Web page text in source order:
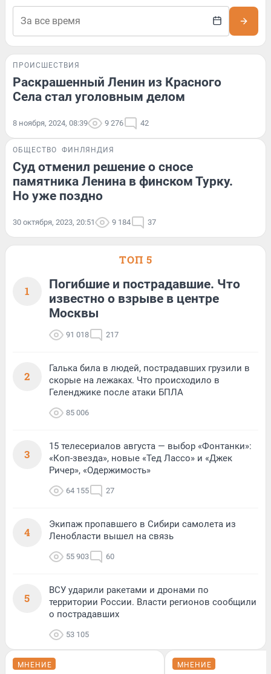
ПРОИСШЕСТВИЯ
Раскрашенный Ленин из Красного
Села стал уголовным делом
8 ноября, 2024, 08:39 9 276 42
ОБЩЕСТВО ФИНЛЯНДИЯ
Суд отменил решение о сносе
памятника Ленина в финском Турку.
Но уже поздно
30 октября, 2023, 20:51 9 184 37
ТОП 5
1
Погибшие и пострадавшие. Что
известно о взрыве в центре
Москвы
91 018 217
2
Галька била в людей, пострадавших грузили в
скорые на лежаках. Что происходило в
Геленджике после атаки БПЛА
85 006
3
15 телесериалов августа — выбор «Фонтанки»:
«Коп-звезда», новые «Тед Лассо» и «Джек
Ричер», «Одержимость»
64 155 27
4
Экипаж пропавшего в Сибири самолета из
Ленобласти вышел на связь
55 903 60
5
ВСУ ударили ракетами и дронами по
территории России. Власти регионов сообщили
о пострадавших
53 105
МНЕНИЕ МНЕНИЕ